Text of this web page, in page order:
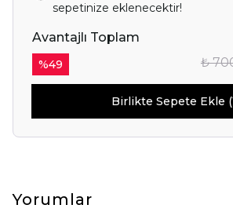
sepetinize eklenecektir!
Avantajlı Toplam
%49 ₺
Birlikte Sepete Ekle
Yorumlar